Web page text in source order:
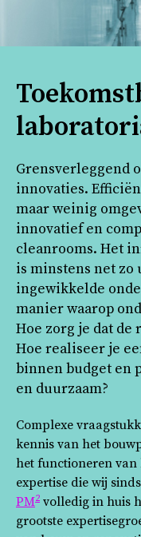
Grensverleggend
innovaties.
maar weinig
innovatief en
cleanrooms. Het
is minstens net zo
ingewikkelde
manier waarop
Hoe zorg je dat de
Hoe realiseer je
binnen budget en
en duurzaam?
Complexe
kennis van het
het functioneren
expertise die wij sinds
PM2 volledig in huis
grootste